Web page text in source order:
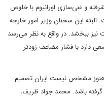
و غنی‌سازی اورانیوم با خلوص
البته این سخنان وزیر امور خارجه
نیز ببخشد. در واقع به نظر می‌رسد
دارد با فشار مضاعف زودتر
هنوز مشخص نیست ایران تصمیم
گرفته باشد. محمد جواد ظریف،